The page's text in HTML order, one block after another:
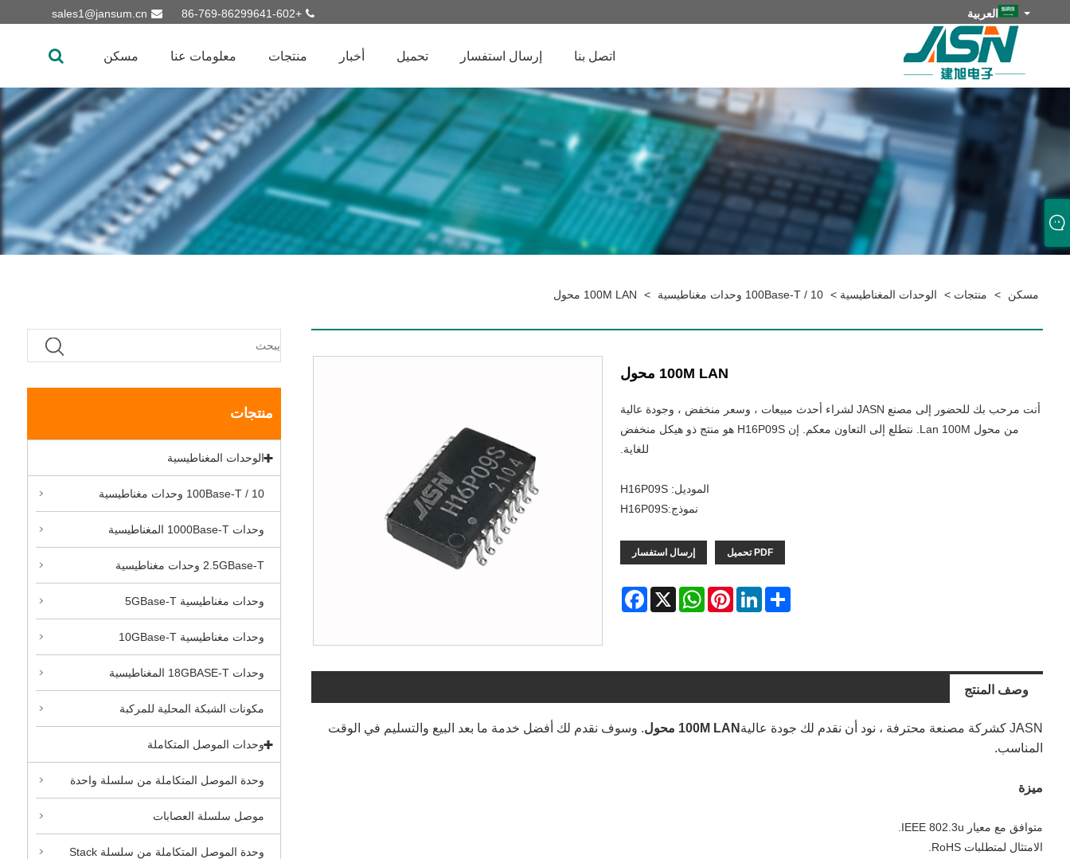
+86-769-86299641-602
sales1@jansum.cn العربية
مسكن معلومات عنا منتجات أخبار تحميل إرسال استفسار اتصل بنا
مسكن > منتجات > الوحدات المغناطيسية > 10 / 100Base-T وحدات مغناطيسية > 100M LAN محول
منتجات
الوحدات المغناطيسية
10 / 100Base-T وحدات مغناطيسية
وحدات 1000Base-T المغناطيسية
2.5GBase-T وحدات مغناطيسية
وحدات مغناطيسية 5GBase-T
وحدات مغناطيسية 10GBase-T
وحدات 18GBASE-T المغناطيسية
مكونات الشبكة المحلية للمركبة
وحدات الموصل المتكاملة
وحدة الموصل المتكاملة من سلسلة واحدة
موصل سلسلة العصابات
وحدة الموصل المتكاملة من سلسلة Stack
100M LAN محول
أنت مرحب بك للحضور إلى مصنع JASN لشراء أحدث مبيعات ، وسعر منخفض ، وجودة عالية
من محول Lan 100M. نتطلع إلى التعاون معكم. إن H16P09S هو منتج ذو هيكل منخفض
للغاية.
الموديل: H16P09S
نموذج:H16P09S
إرسال استفسار PDF تحميل
Facebook X
WhatsAppPinterestLinkedInShare
وصف المنتج
JASN كشركة مصنعة محترفة ، نود أن نقدم لك جودة عالية 100M LAN محول
. وسوف نقدم لك أفضل خدمة ما بعد البيع والتسليم في الوقت
المناسب.
ميزة
متوافق مع معيار IEEE 802.3u.
الامتثال لمتطلبات RoHS.